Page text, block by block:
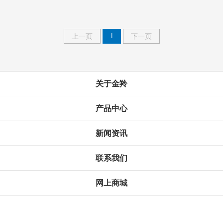
上一页 1 下一页
关于金羚
产品中心
新闻资讯
联系我们
网上商城